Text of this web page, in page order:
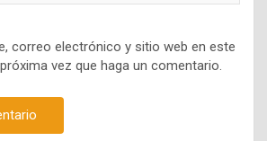
correo electrónico y sitio web en este
vez que haga un comentario.